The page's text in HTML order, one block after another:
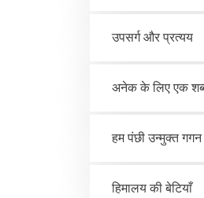
उपसर्ग और प्रत्यय
अनेक के लिए एक
हम पंछी उन्मुक्त
हिमालय की बेटियाँ